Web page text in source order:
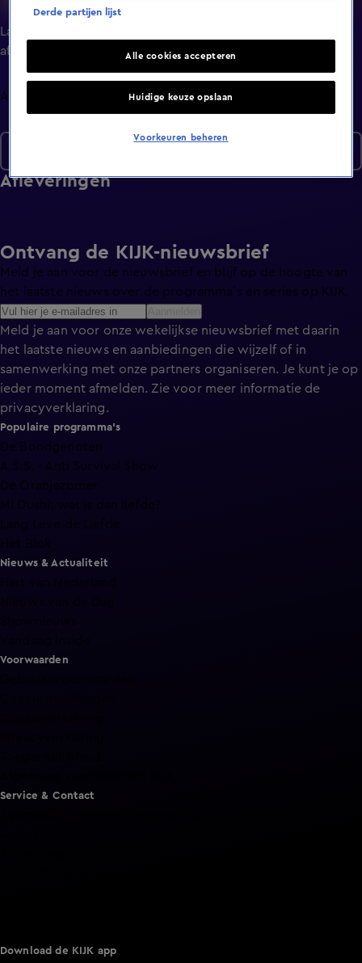
die bestaan uit beroemde Australische koks.
Laatste
aflevering
Afleveringen
Afleveringen
Ontvang de KIJK-nieuwsbrief
Meld je aan voor de nieuwsbrief en blijf op de hoogte van
het laatste nieuws over de programma’s en series op KIJK.
Meld je aan voor onze wekelijkse nieuwsbrief met daarin
het laatste nieuws en aanbiedingen die wijzelf of in
samenwerking met onze partners organiseren. Je kunt je op
ieder moment afmelden. Zie voor meer informatie de
privacyverklaring.
Populaire programma's
De Bondgenoten
A.S.S. - Anti Survival Show
De Oranjezomer
Mi Dushi: wat is dan liefde?
Nieuws & Actualiteit
Voorwaarden
Service & Contact
Download de KIJK app
Derde partijen lijst
Alle cookies accepteren
Huidige keuze opslaan
Voorkeuren beheren